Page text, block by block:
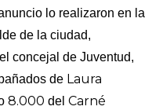
lo realizaron en la
de la ciudad,
concejal de Juventud,
de Laura
8.000 delCarné